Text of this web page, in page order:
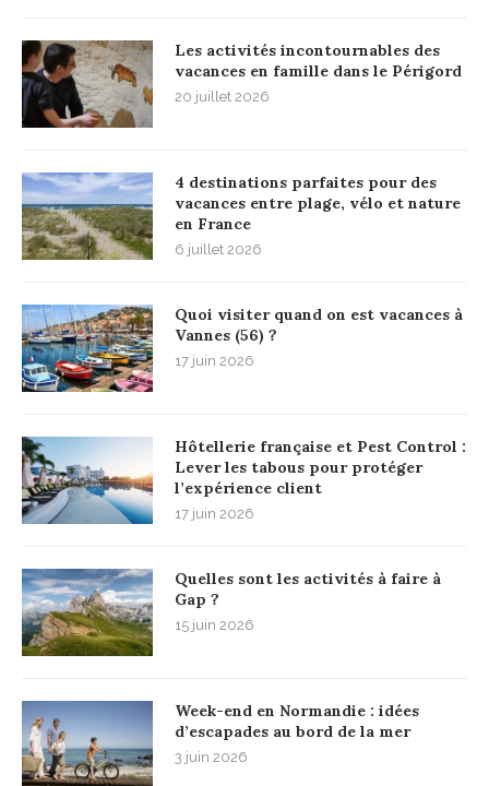
Les activités incontournables des
vacances en famille dans le Périgord
20 juillet 2026
4 destinations parfaites pour des
vacances entre plage, vélo et nature
en France
6 juillet 2026
Quoi visiter quand on est vacances à
Vannes (56) ?
17 juin 2026
Hôtellerie française et Pest Control :
Lever les tabous pour protéger
l’expérience client
17 juin 2026
Quelles sont les activités à faire à
Gap ?
15 juin 2026
Week-end en Normandie : idées
d’escapades au bord de la mer
3 juin 2026